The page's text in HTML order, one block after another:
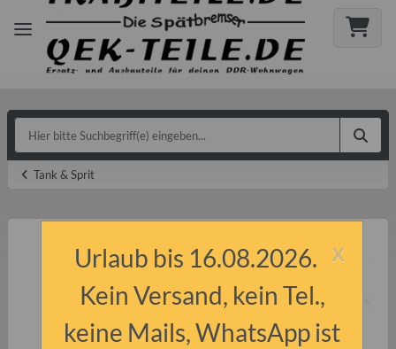
Tank & Sprit
x
Urlaub bis 16.08.2026.
Kein Versand, kein Tel.,
keine Mails, WhatsApp ist